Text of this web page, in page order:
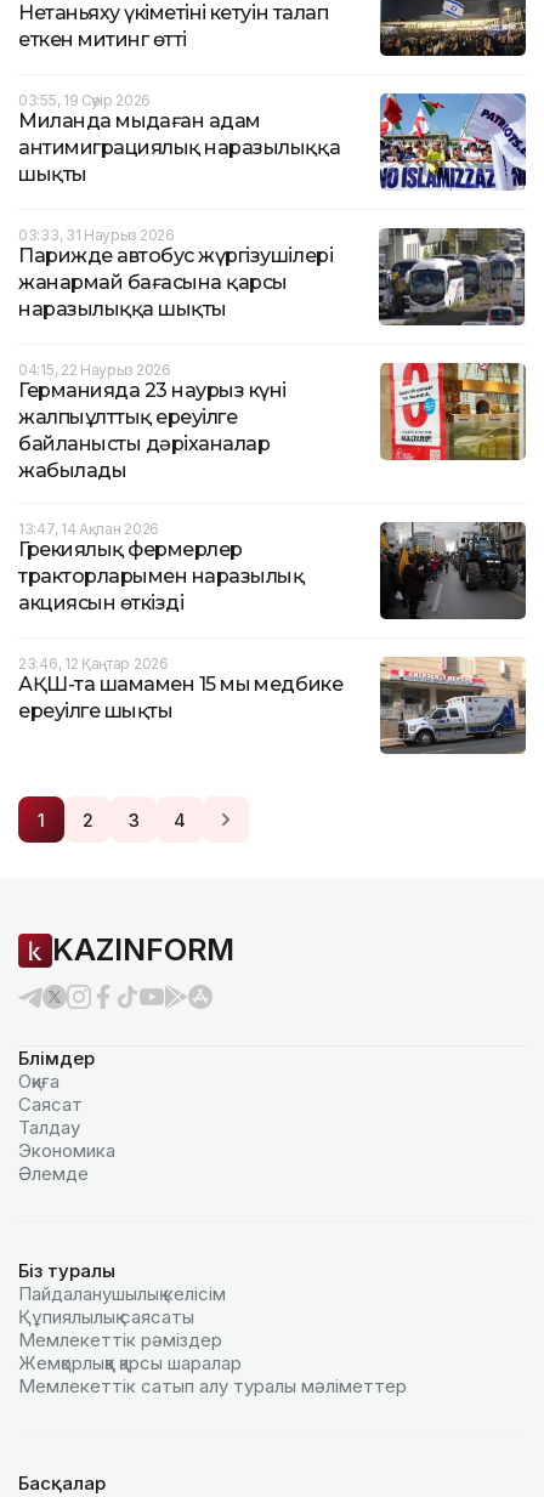
Нетаньяху үкіметінің кетуін талап
еткен митинг өтті
03:55, 19 Сәуір 2026
Миланда мыңдаған адам
антимиграциялық наразылыққа
шықты
03:33, 31 Наурыз 2026
Парижде автобус жүргізушілері
жанармай бағасына қарсы
наразылыққа шықты
04:15, 22 Наурыз 2026
Германияда 23 наурыз күні
жалпыұлттық ереуілге
байланысты дәріханалар
жабылады
13:47, 14 Ақпан 2026
Грекиялық фермерлер
тракторларымен наразылық
акциясын өткізді
23:46, 12 Қаңтар 2026
АҚШ-та шамамен 15 мың медбике
ереуілге шықты
1 2 3 4
KAZINFORM
Бөлімдер
Оқиға
Саясат
Талдау
Экономика
Әлемде
Біз туралы
Пайдаланушылық келiciм
Құпиялылық саясаты
Мемлекеттік рәміздер
Жемқорлыққа қарсы шаралар
Мемлекеттік сатып алу туралы мәлiметтер
Басқалар